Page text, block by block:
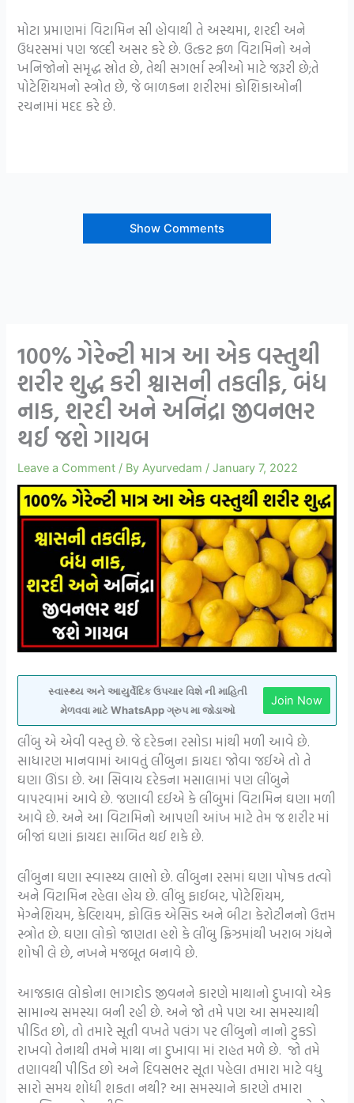
મોટા પ્રમાણમાં વિટામિન સી હોવાથી તે અસ્થમા, શરદી અને
ઉધરસમાં પણ જલ્દી અસર કરે છે. ઉત્કટ ફળ વિટામિનો અને
ખનિજોનો સમૃદ્ધ સ્રોત છે, તેથી સગર્ભા સ્ત્રીઓ માટે જરૂરી છે;તે
પોટેશિયમનો સ્ત્રોત છે, જે બાળકના શરીરમાં કોશિકાઓની
રચનામાં મદદ કરે છે.
Show Comments
100% ગેરેન્ટી માત્ર આ એક વસ્તુથી
શરીર શુદ્ધ કરી શ્વાસની તકલીફ, બંધ
નાક, શરદી અને અનિંદ્રા જીવનભર
થઈ જશે ગાયબ
Leave a Comment / ByAyurvedam /January 7, 2022
સ્વાસ્થ્ય અને આયુર્વેદિક ઉપચાર વિશે ની માહિતી
મેળવવા માટે WhatsApp ગ્રુપ મા જોડાઓ
Join Now
લીંબુ એ એવી વસ્તુ છે. જે દરેકના રસોડા માંથી મળી આવે છે.
સાધારણ માનવામાં આવતું લીંબુના ફાયદા જોવા જઈએ તો તે
ઘણા ઊંડા છે. આ સિવાય દરેકના મસાલામાં પણ લીંબુને
વાપરવામાં આવે છે. જણાવી દઈએ કે લીંબુમાં વિટામિન ઘણા મળી
આવે છે. અને આ વિટામિનો આપણી આંખ માટે તેમ જ શરીર માં
બીજાં ઘણાં ફાયદા સાબિત થઈ શકે છે.
લીંબુના ઘણા સ્વાસ્થ્ય લાભો છે. લીંબુના રસમાં ઘણા પોષક તત્વો
અને વિટામિન રહેલા હોય છે. લીંબુ ફાઈબર, પોટેશિયમ,
મેગ્નેશિયમ, કેલ્શિયમ, ફોલિક એસિડ અને બીટા કેરોટીનનો ઉત્તમ
સ્ત્રોત છે. ઘણા લોકો જાણતા હશે કે લીંબુ ફ્રિઝમાંથી ખરાબ ગંધને
શોષી લે છે, નખને મજબૂત બનાવે છે.
આજકાલ લોકોના ભાગદોડ જીવનને કારણે માથાનો દુખાવો એક
સામાન્ય સમસ્યા બની રહી છે. અને જો તમે પણ આ સમસ્યાથી
પીડિત છો, તો તમારે સૂતી વખતે પલંગ પર લીંબુનો નાનો ટુકડો
રાખવો તેનાથી તમને માથા ના દુખાવા માં રાહત મળે છે. જો તમે
તણાવથી પીડિત છો અને દિવસભર સૂતા પહેલા તમારા માટે વધુ
સારો સમય શોધી શકતા નથી? આ સમસ્યાને કારણે તમારા